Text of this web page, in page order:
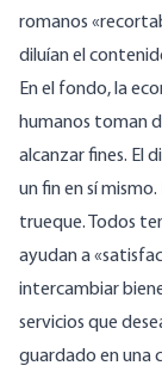
romanos
diluían el
En el fondo, la
humanos toman
alcanzar fines. El
un fin en sí
trueque. Todos
ayudan a
intercambiar
servicios que
guardado en una